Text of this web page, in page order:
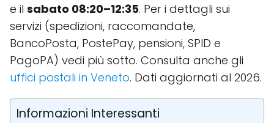
e il sabato 08:20–12:35. Per i dettagli sui
servizi (spedizioni, raccomandate,
BancoPosta, PostePay, pensioni, SPID e
PagoPA) vedi più sotto. Consulta anche gli
uffici postali in Veneto. Dati aggiornati al 2026.
Informazioni Interessanti